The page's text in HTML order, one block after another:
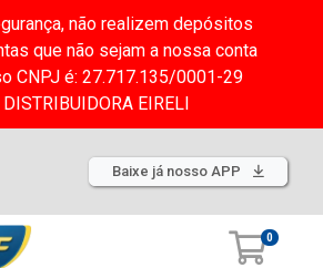
não realizem depósitos
que não sejam a nossa conta
CNPJ é: 27.717.135/0001-29
DISTRIBUIDORA EIRELI
Baixe já nosso APP
0